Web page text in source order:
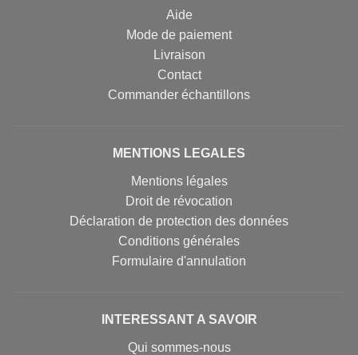
Aide
Mode de paiement
Livraison
Contact
Commander échantillons
MENTIONS LEGALES
Mentions légales
Droit de révocation
Déclaration de protection des données
Conditions générales
Formulaire d'annulation
INTERESSANT A SAVOIR
Qui sommes-nous